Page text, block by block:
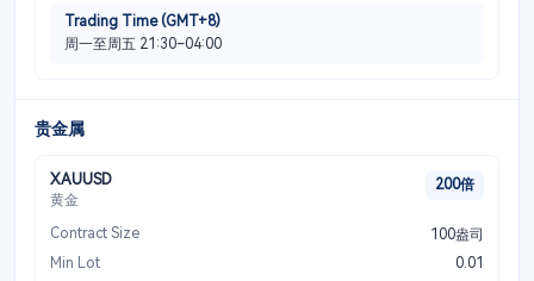
Trading Time (GMT+8)
周一至周五 21:30–04:00
贵金属
XAUUSD
黄金
200倍
Contract Size
100盎司
Min Lot
0.01